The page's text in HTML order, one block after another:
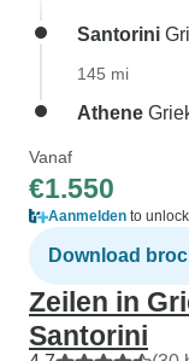
Santorini
145 mi
Athene
Vanaf
€1.550
Aanmelden to
Download
Zeilen in
Santorini